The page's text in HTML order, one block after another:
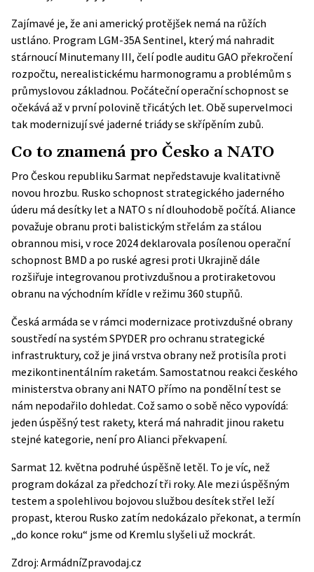
Zajímavé je, že ani americký protějšek nemá na růžích
ustláno. Program LGM-35A Sentinel, který má nahradit
stárnoucí Minutemany III, čelí podle auditu GAO překročení
rozpočtu, nerealistickému harmonogramu a problémům s
průmyslovou základnou. Počáteční operační schopnost se
očekává až v první polovině třicátých let. Obě supervelmoci
tak modernizují své jaderné triády se skřípěním zubů.
Co to znamená pro Česko a NATO
Pro Českou republiku Sarmat nepředstavuje kvalitativně
novou hrozbu. Rusko schopnost strategického jaderného
úderu má desítky let a NATO s ní dlouhodobě počítá. Aliance
považuje obranu proti balistickým střelám za stálou
obrannou misi, v roce 2024 deklarovala posílenou operační
schopnost BMD a po ruské agresi proti Ukrajině dále
rozšiřuje integrovanou protivzdušnou a protiraketovou
obranu na východním křídle v režimu 360 stupňů.
Česká armáda se v rámci modernizace protivzdušné obrany
soustředí na systém SPYDER pro ochranu strategické
infrastruktury, což je jiná vrstva obrany než protisíla proti
mezikontinentálním raketám. Samostatnou reakci českého
ministerstva obrany ani NATO přímo na pondělní test se
nám nepodařilo dohledat. Což samo o sobě něco vypovídá:
jeden úspěšný test rakety, která má nahradit jinou raketu
stejné kategorie, není pro Alianci překvapení.
Sarmat 12. května podruhé úspěšně letěl. To je víc, než
program dokázal za předchozí tři roky. Ale mezi úspěšným
testem a spolehlivou bojovou službou desítek střel leží
propast, kterou Rusko zatím nedokázalo překonat, a termín
„do konce roku“ jsme od Kremlu slyšeli už mockrát.
Zdroj: ArmádníZpravodaj.cz